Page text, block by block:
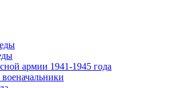
армии 1941-1945 года